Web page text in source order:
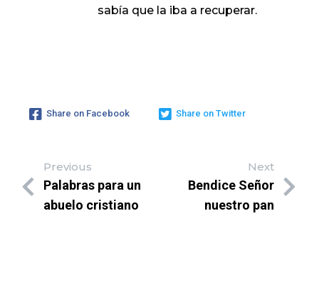
sabía que la iba a recuperar.
Share on Facebook Share on Twitter
Previous
Palabras para un
abuelo cristiano
Next
Bendice Señor
nuestro pan